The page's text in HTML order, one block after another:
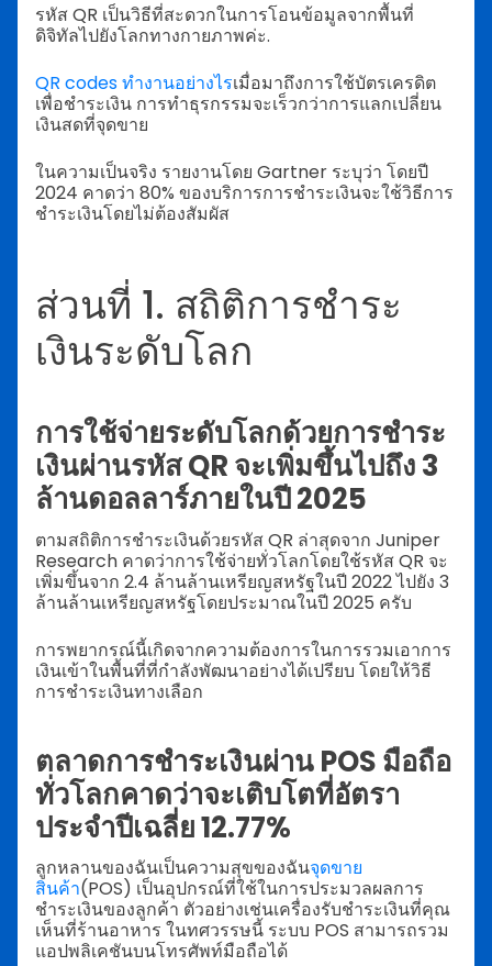
รหัส QR เป็นวิธีที่สะดวกในการโอนข้อมูลจากพื้นที่
ดิจิทัลไปยังโลกทางกายภาพค่ะ.
QR codes ทำงานอย่างไรเมื่อมาถึงการใช้บัตรเครดิต
เพื่อชำระเงิน การทำธุรกรรมจะเร็วกว่าการแลกเปลี่ยน
เงินสดที่จุดขาย
ในความเป็นจริง รายงานโดย Gartner ระบุว่า โดยปี
2024 คาดว่า 80% ของบริการการชำระเงินจะใช้วิธีการ
ชำระเงินโดยไม่ต้องสัมผัส
ส่วนที่ 1. สถิติการชำระ
เงินระดับโลก
การใช้จ่ายระดับโลกด้วยการชำระ
เงินผ่านรหัส QR จะเพิ่มขึ้นไปถึง 3
ล้านดอลลาร์ภายในปี 2025
ตามสถิติการชำระเงินด้วยรหัส QR ล่าสุดจาก Juniper
Research คาดว่าการใช้จ่ายทั่วโลกโดยใช้รหัส QR จะ
เพิ่มขึ้นจาก 2.4 ล้านล้านเหรียญสหรัฐในปี 2022 ไปยัง 3
ล้านล้านเหรียญสหรัฐโดยประมาณในปี 2025 ครับ
การพยากรณ์นี้เกิดจากความต้องการในการรวมเอาการ
เงินเข้าในพื้นที่ที่กำลังพัฒนาอย่างได้เปรียบ โดยให้วิธี
การชำระเงินทางเลือก
ตลาดการชำระเงินผ่าน POS มือถือ
ทั่วโลกคาดว่าจะเติบโตที่อัตรา
ประจำปีเฉลี่ย 12.77%
ลูกหลานของฉันเป็นความสุขของฉันจุดขาย
สินค้า(POS) เป็นอุปกรณ์ที่ใช้ในการประมวลผลการ
ชำระเงินของลูกค้า ตัวอย่างเช่นเครื่องรับชำระเงินที่คุณ
เห็นที่ร้านอาหาร ในทศวรรษนี้ ระบบ POS สามารถรวม
แอปพลิเคชันบนโทรศัพท์มือถือได้